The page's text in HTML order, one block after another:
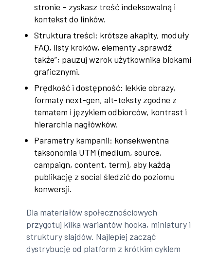
stronie – zyskasz treść indeksowalną i
kontekst do linków.
Struktura treści: krótsze akapity, moduły
FAQ, listy kroków, elementy „sprawdź
także”; pauzuj wzrok użytkownika blokami
graficznymi.
Prędkość i dostępność: lekkie obrazy,
formaty next-gen, alt-teksty zgodne z
tematem i językiem odbiorców, kontrast i
hierarchia nagłówków.
Parametry kampanii: konsekwentna
taksonomia UTM (medium, source,
campaign, content, term), aby każdą
publikację z social śledzić do poziomu
konwersji.
Dla materiałów społecznościowych
przygotuj kilka wariantów hooka, miniatury i
struktury slajdów. Najlepiej zacząć
dystrybucję od platform z krótkim cyklem